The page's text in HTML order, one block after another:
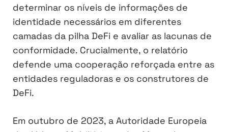
determinar os níveis de informações de
identidade necessários em diferentes
camadas da pilha DeFi e avaliar as lacunas de
conformidade. Crucialmente, o relatório
defende uma cooperação reforçada entre as
entidades reguladoras e os construtores de
DeFi.
Em outubro de 2023, a Autoridade Europeia